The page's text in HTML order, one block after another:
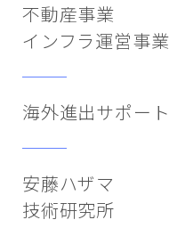
不動産事業
インフラ運営事業
海外進出サポート
安藤ハザマ
技術研究所